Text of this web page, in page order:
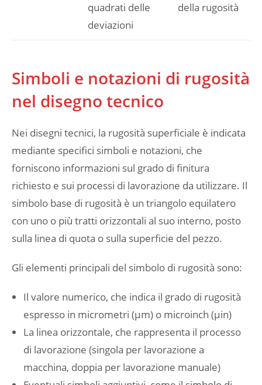
quadrati delle
deviazioni
della rugosità
Simboli e notazioni di rugosità
nel disegno tecnico
Nei disegni tecnici, la rugosità superficiale è indicata
mediante specifici simboli e notazioni, che
forniscono informazioni sul grado di finitura
richiesto e sui processi di lavorazione da utilizzare. Il
simbolo base di rugosità è un triangolo equilatero
con uno o più tratti orizzontali al suo interno, posto
sulla linea di quota o sulla superficie del pezzo.
Gli elementi principali del simbolo di rugosità sono:
Il valore numerico, che indica il grado di rugosità
espresso in micrometri (μm) o microinch (μin)
La linea orizzontale, che rappresenta il processo
di lavorazione (singola per lavorazione a
macchina, doppia per lavorazione manuale)